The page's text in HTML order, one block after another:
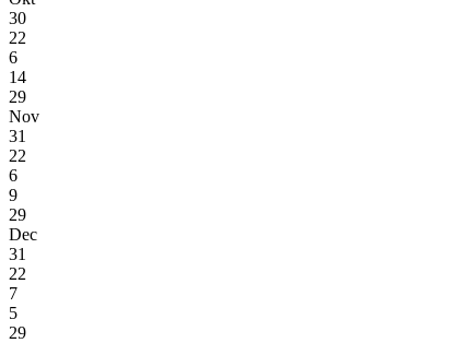
30
22
6
14
29
Nov
31
22
6
9
29
Dec
31
22
7
5
29